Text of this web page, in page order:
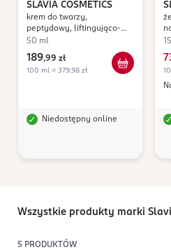
SLAVIA COSMETICS
krem do twarzy,
peptydowy, liftingująco-
regenerujący
50 ml
189,99 zł
100 ml = 379,98 zł
Niedostępny online
Wszystkie produkty marki
5 PRODUKTÓW